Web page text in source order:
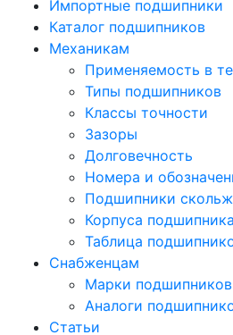
Импортные подшипники
Каталог подшипников
Механикам
Применяемость в
Типы подшипников
Классы точности
Зазоры
Долговечность
Номера и
Подшипники
Корпуса подшипника
Таблица
Снабженцам
Марки подшипников
Аналоги
Статьи